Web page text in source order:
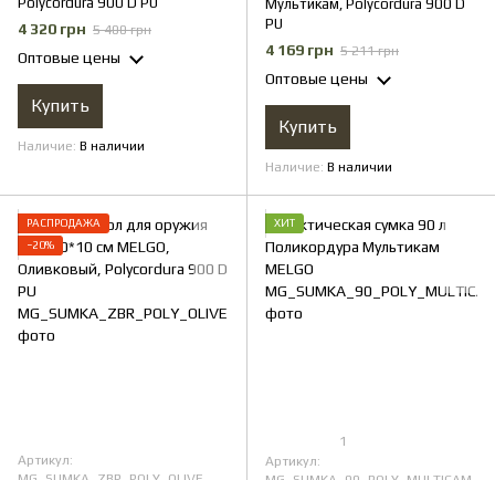
4 320 грн 5 400 грн
Оптовые цены
Купить
Наличие В наличии
Мультикам, Polycordura 900 D
PU
4 169 грн 5 211 грн
Оптовые цены
Купить
Наличие В наличии
РАСПРОДАЖА
−20%
Артикул:
ХИТ
1
Артикул: